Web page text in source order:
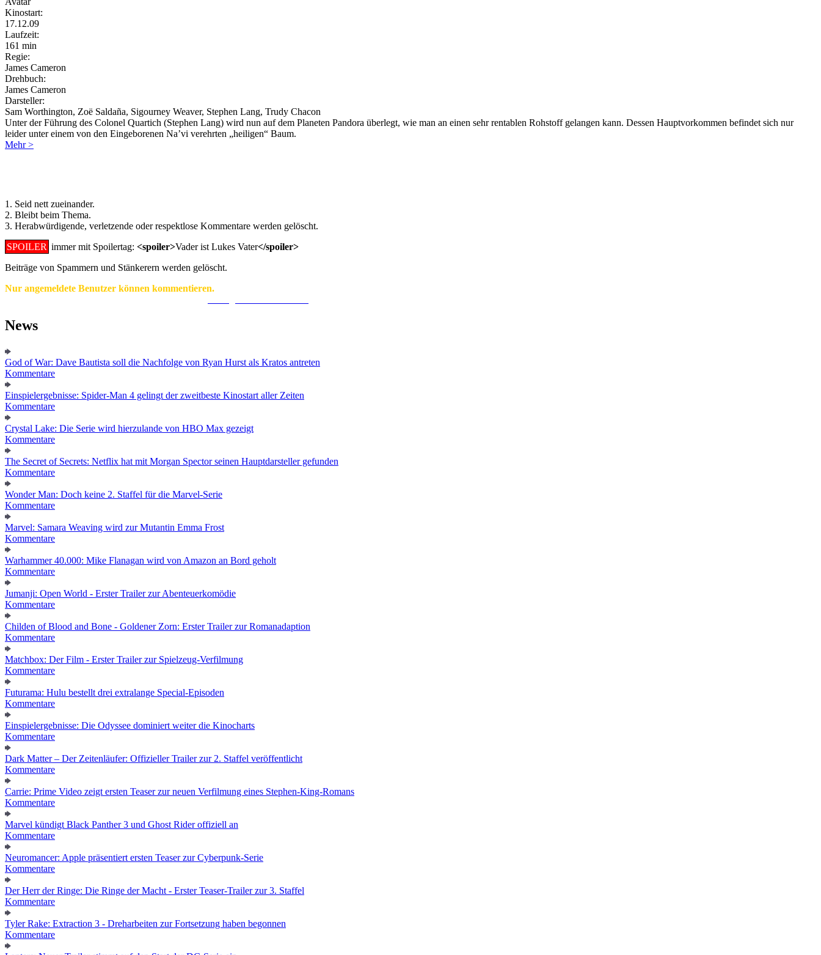
Kinostart:
17.12.09
Laufzeit:
161 min
Regie:
James Cameron
Drehbuch:
James Cameron
Darsteller:
Sam Worthington, Zoë Saldaña, Sigourney Weaver, Stephen Lang, Trudy Chacon
Unter der Führung des Colonel Quartich (Stephen Lang) wird nun auf dem Planeten Pandora überlegt, wie man an einen sehr rentablen Rohstoff gelangen kann. Dessen Hauptvorkommen befindet sich nur
leider unter einem von den Eingeborenen Na’vi verehrten „heiligen“ Baum.
Mehr >
1. Seid nett zueinander.
2. Bleibt beim Thema.
3. Herabwürdigende, verletzende oder respektlose Kommentare werden gelöscht.
SPOILER immer mit Spoilertag: <spoiler>Vader ist Lukes Vater</spoiler>
Beiträge von Spammern und Stänkerern werden gelöscht.
Nur angemeldete Benutzer können kommentieren.
News
God of War: Dave Bautista soll die Nachfolge von Ryan Hurst als Kratos antreten
Kommentare
Einspielergebnisse: Spider-Man 4 gelingt der zweitbeste Kinostart aller Zeiten
Kommentare
Crystal Lake: Die Serie wird hierzulande von HBO Max gezeigt
Kommentare
The Secret of Secrets: Netflix hat mit Morgan Spector seinen Hauptdarsteller gefunden
Kommentare
Wonder Man: Doch keine 2. Staffel für die Marvel-Serie
Kommentare
Marvel: Samara Weaving wird zur Mutantin Emma Frost
Kommentare
Warhammer 40.000: Mike Flanagan wird von Amazon an Bord geholt
Kommentare
Jumanji: Open World - Erster Trailer zur Abenteuerkomödie
Kommentare
Childen of Blood and Bone - Goldener Zorn: Erster Trailer zur Romanadaption
Kommentare
Matchbox: Der Film - Erster Trailer zur Spielzeug-Verfilmung
Kommentare
Futurama: Hulu bestellt drei extralange Special-Episoden
Kommentare
Einspielergebnisse: Die Odyssee dominiert weiter die Kinocharts
Kommentare
Dark Matter – Der Zeitenläufer: Offizieller Trailer zur 2. Staffel veröffentlicht
Kommentare
Carrie: Prime Video zeigt ersten Teaser zur neuen Verfilmung eines Stephen-King-Romans
Kommentare
Marvel kündigt Black Panther 3 und Ghost Rider offiziell an
Kommentare
Neuromancer: Apple präsentiert ersten Teaser zur Cyberpunk-Serie
Kommentare
Der Herr der Ringe: Die Ringe der Macht - Erster Teaser-Trailer zur 3. Staffel
Kommentare
Tyler Rake: Extraction 3 - Dreharbeiten zur Fortsetzung haben begonnen
Kommentare